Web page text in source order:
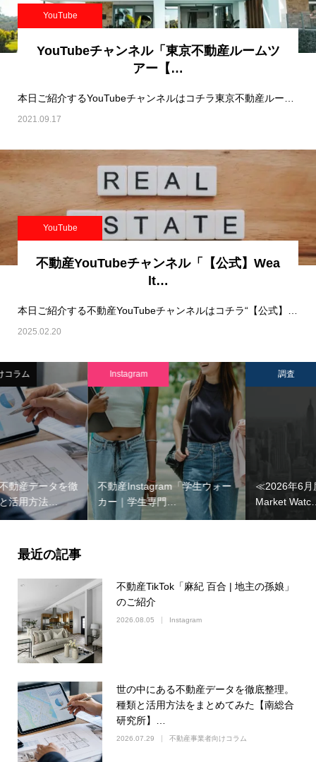
YouTube
YouTubeチャンネル「東京不動産ルームツ
アー【…
2021.09.17
YouTube
不動産YouTubeチャンネル「【公式】Wea
lt…
2025.02.20
Instagram
不動産Instagram「学生ウォー
カー｜学生専門…
調査
≪2026年6月度≫月例速報
Market Watc…
最近の記事
不動産TikTok「麻紀 百合 | 地主の孫娘」
のご紹介
2026.08.05 Instagram
世の中にある不動産データを徹底整理。
種類と活用方法をまとめてみた【南総合
研究所】…
2026.07.29 不動産事業者向けコラム